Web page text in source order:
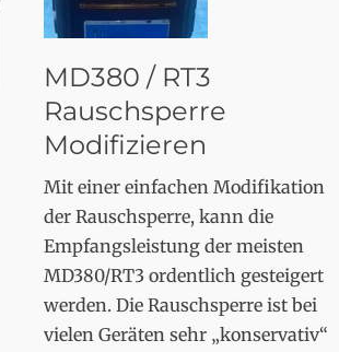
MD380 / RT3
Rauschsperre
Modifizieren
Mit einer einfachen Modifikation
der Rauschsperre, kann die
Empfangsleistung der meisten
MD380/RT3 ordentlich gesteigert
werden. Die Rauschsperre ist bei
vielen Geräten sehr „konservativ“